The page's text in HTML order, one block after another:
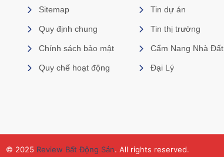
Sitemap
Quy định chung
Chính sách bảo mật
Quy chế hoạt động
Tin dự án
Tin thị trường
Cẩm Nang Nhà Đất
Đại Lý
© 2025 Review Bất Động Sản. All rights reserved.